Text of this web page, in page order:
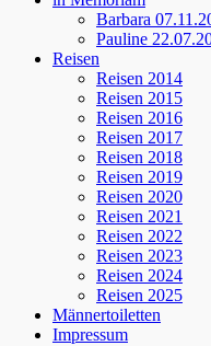
Barbara
Pauline
Reisen
Reisen 2014
Reisen 2015
Reisen 2016
Reisen 2017
Reisen 2018
Reisen 2019
Reisen 2020
Reisen 2021
Reisen 2022
Reisen 2023
Reisen 2024
Reisen 2025
Männertoiletten
Impressum